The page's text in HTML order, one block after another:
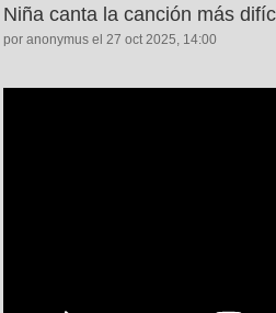
Niña canta la canción más
por anonymus el 27 oct 2025, 14:00